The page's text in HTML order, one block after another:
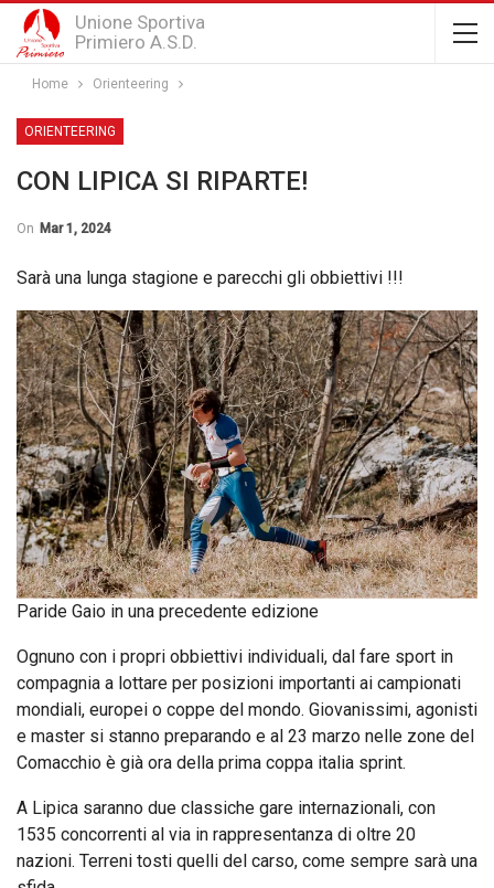
Unione Sportiva
Primiero A.S.D.
Home Orienteering
ORIENTEERING
CON LIPICA SI RIPARTE!
On Mar 1, 2024
Sarà una lunga stagione e parecchi gli obbiettivi !!!
Paride Gaio in una precedente edizione
Ognuno con i propri obbiettivi individuali, dal fare sport in
compagnia a lottare per posizioni importanti ai campionati
mondiali, europei o coppe del mondo. Giovanissimi, agonisti
e master si stanno preparando e al 23 marzo nelle zone del
Comacchio è già ora della prima coppa italia sprint.
A Lipica saranno due classiche gare internazionali, con
1535 concorrenti al via in rappresentanza di oltre 20
nazioni. Terreni tosti quelli del carso, come sempre sarà una